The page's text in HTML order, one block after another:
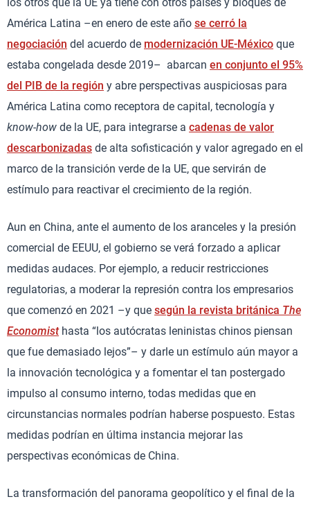
América Latina –en enero de este año se cerró la
negociación del acuerdo de modernización UE-México que
estaba congelada desde 2019– abarcan en conjunto el 95%
del PIB de la región y abre perspectivas auspiciosas para
América Latina como receptora de capital, tecnología y
know-how de la UE, para integrarse a cadenas de valor
descarbonizadas de alta sofisticación y valor agregado en el
marco de la transición verde de la UE, que servirán de
estímulo para reactivar el crecimiento de la región.
Aun en China, ante el aumento de los aranceles y la presión
comercial de EEUU, el gobierno se verá forzado a aplicar
medidas audaces. Por ejemplo, a reducir restricciones
regulatorias, a moderar la represión contra los empresarios
que comenzó en 2021 –y que según la revista británica The
Economisthasta “los autócratas leninistas chinos piensan
que fue demasiado lejos”– y darle un estímulo aún mayor a
la innovación tecnológica y a fomentar el tan postergado
impulso al consumo interno, todas medidas que en
circunstancias normales podrían haberse pospuesto. Estas
medidas podrían en última instancia mejorar las
perspectivas económicas de China.
La transformación del panorama geopolítico y el final de la